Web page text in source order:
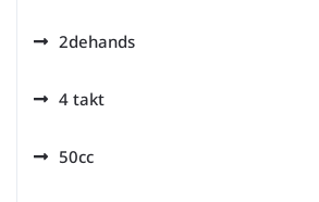
2dehands
4 takt
50cc